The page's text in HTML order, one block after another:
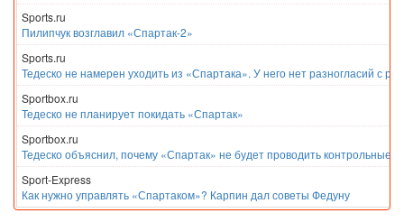
Sports.ru
Пилипчук возглавил «Спартак-2»
Sports.ru
Тедеско не намерен уходить из «Спартака». У него нет разногласий с
Sportbox.ru
Тедеско не планирует покидать «Спартак»
Sportbox.ru
Тедеско объяснил, почему «Спартак» не будет проводить контрольные
Sport-Express
Как нужно управлять «Спартаком»? Карпин дал советы Федуну